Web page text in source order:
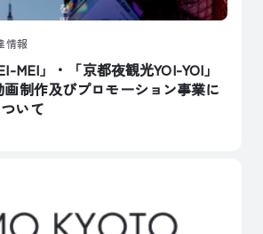
情報
MEI」・「京都夜観光YOI-YOI」
制作及びプロモーション事業に
いて